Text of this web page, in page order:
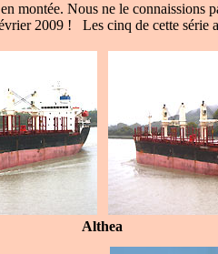
montée. Nous ne le connaissions
2009 ! Les cinq de cette série
Althea